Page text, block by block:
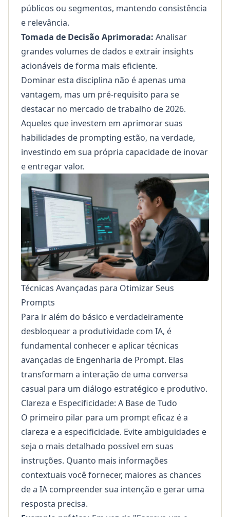
públicos ou segmentos, mantendo consistência
e relevância.
Tomada de Decisão Aprimorada: Analisar
grandes volumes de dados e extrair insights
acionáveis de forma mais eficiente.
Dominar esta disciplina não é apenas uma
vantagem, mas um pré-requisito para se
destacar no mercado de trabalho de 2026.
Aqueles que investem em aprimorar suas
habilidades de prompting estão, na verdade,
investindo em sua própria capacidade de inovar
e entregar valor.
Técnicas Avançadas para Otimizar Seus
Prompts
Para ir além do básico e verdadeiramente
desbloquear a produtividade com IA, é
fundamental conhecer e aplicar técnicas
avançadas de Engenharia de Prompt. Elas
transformam a interação de uma conversa
casual para um diálogo estratégico e produtivo.
Clareza e Especificidade: A Base de Tudo
O primeiro pilar para um prompt eficaz é a
clareza e a especificidade. Evite ambiguidades e
seja o mais detalhado possível em suas
instruções. Quanto mais informações
contextuais você fornecer, maiores as chances
de a IA compreender sua intenção e gerar uma
resposta precisa.